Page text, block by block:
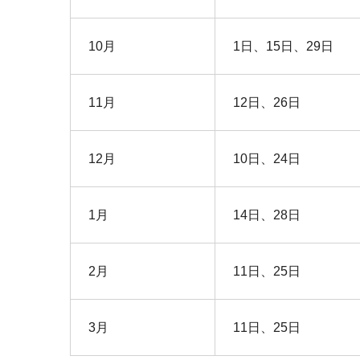
10月 1日、15日、29日
11月 12日、26日
12月 10日、24日
1月 14日、28日
2月 11日、25日
3月 11日、25日